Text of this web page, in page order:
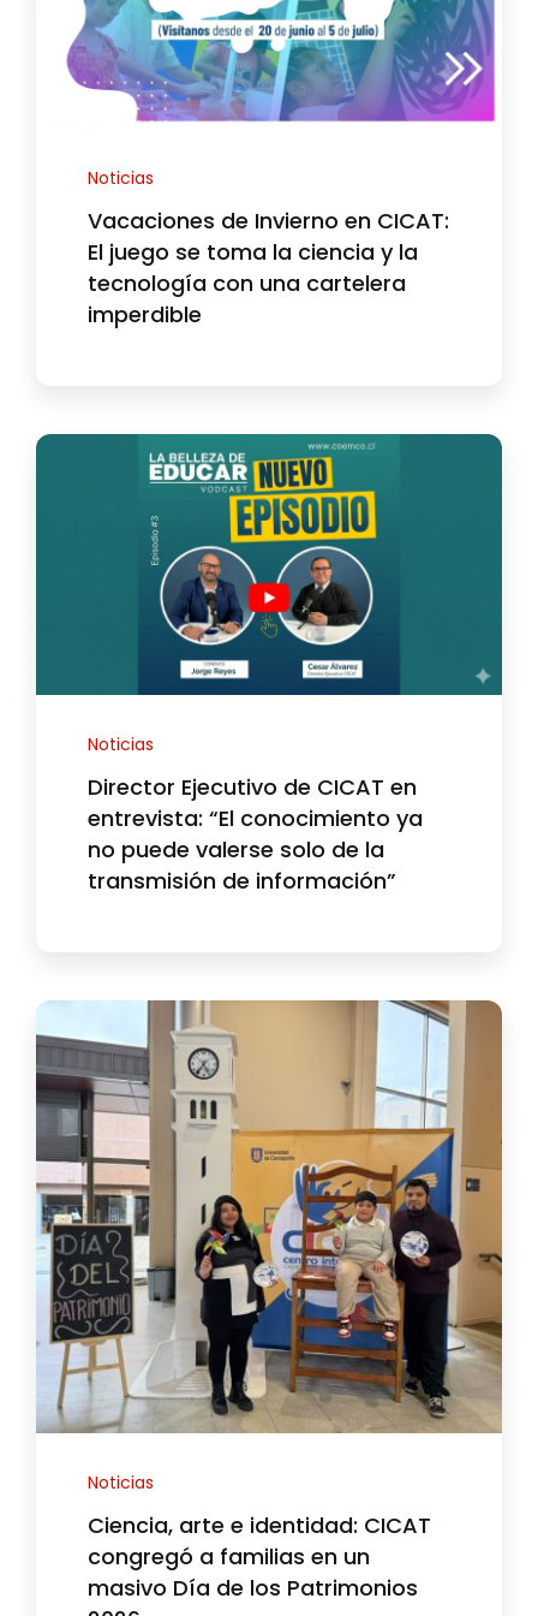
Contáctanos
Noticias
Vacaciones de Invierno en CICAT:
El juego se toma la ciencia y la
tecnología con una cartelera
imperdible
Noticias
Director Ejecutivo de CICAT en
entrevista: “El conocimiento ya
no puede valerse solo de la
transmisión de información”
Noticias
Ciencia, arte e identidad: CICAT
congregó a familias en un
masivo Día de los Patrimonios